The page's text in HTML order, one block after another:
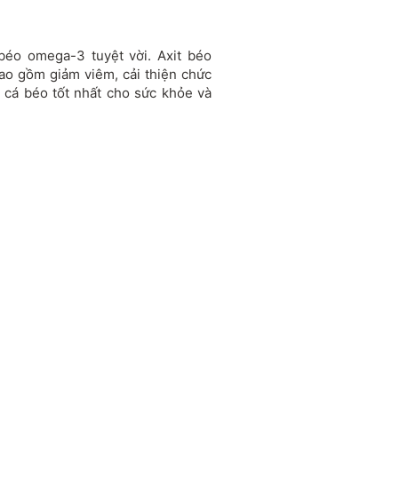
omega-3 tuyệt vời. Axit béo
gồm giảm viêm, cải thiện chức
béo tốt nhất cho sức khỏe và